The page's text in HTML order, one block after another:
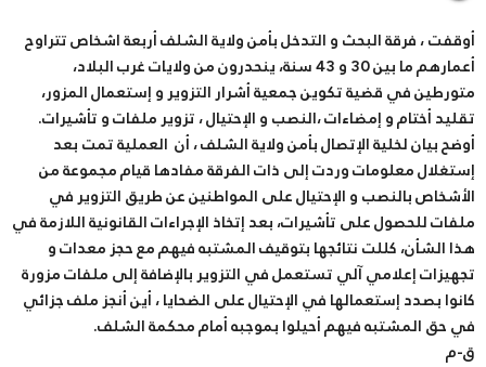
أوقفت ، فرقة البحث و التدخل بأمن ولاية الشلف أربعة اشخاص تتراوح
أعمارهم ما بين 30 و 43 سنة، ينحدرون من ولايات غرب البلاد،
متورطين في قضية تكوين جمعية أشرار التزوير و إستعمال المزور،
تقليد أختام و إمضاءات ،النصب و الإحتيال ، تزوير ملفات و تأشيرات.
أوضح بيان لخلية الإتصال بأمن ولاية الشلف ، أن العملية تمت بعد
إستغلال معلومات وردت إلى ذات الفرقة مفادها قيام مجموعة من
الأشخاص بالنصب و الإحتيال على المواطنين عن طريق التزوير في
ملفات للحصول على تأشيرات، بعد إتخاذ الإجراءات القانونية اللازمة في
هذا الشأن، كللت نتائجها بتوقيف المشتبه فيهم مع حجز معدات و
تجهيزات إعلامي آلي تستعمل في التزوير بالإضافة إلى ملفات مزورة
كانوا بصدد إستعمالها في الإحتيال على الضحايا ، أين أنجز ملف جزائي
في حق المشتبه فيهم أحيلوا بموجبه أمام محكمة الشلف.
ق-م